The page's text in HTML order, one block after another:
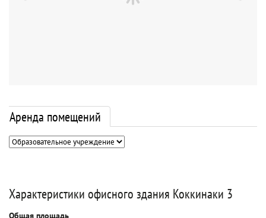
Аренда помещений
Характеристики офисного здания Коккинаки 3
Общая площадь